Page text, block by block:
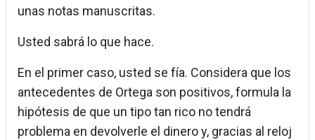
unas notas manuscritas.
Usted sabrá lo que hace.
En el primer caso, usted se fía. Considera que los
antecedentes de Ortega son positivos, formula la
hipótesis de que un tipo tan rico no tendrá
problema en devolverle el dinero y, gracias al reloj